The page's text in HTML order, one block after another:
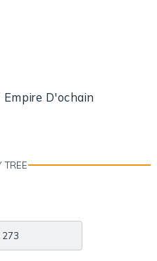
Empire D'ochain
TREE
273